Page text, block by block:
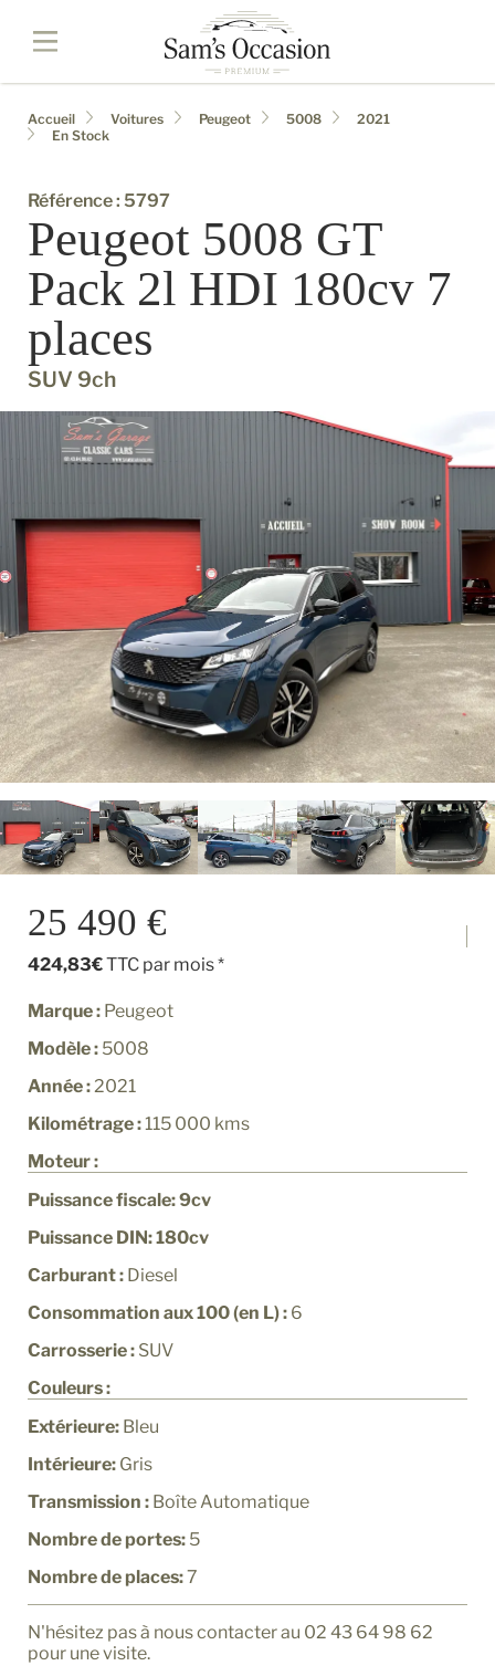
Accueil Voitures Peugeot 5008
2021
En Stock
Référence : 5797
Peugeot 5008 GT
Pack 2l HDI 180cv 7
places
SUV 9ch
25 490 €
424,83€TTC par mois *
Marque : Peugeot
Modèle : 5008
Année :2021
Kilométrage :115 000 kms
Moteur :
Puissance fiscale: 9cv
Puissance DIN: 180cv
Carburant : Diesel
Consommation aux 100 (en L) : 6
Carrosserie : SUV
Couleurs :
Extérieure: Bleu
Intérieure: Gris
Transmission : Boîte Automatique
Nombre de portes: 5
Nombre de places:7
N'hésitez pas à nous contacter au 02 43 64 98 62
pour une visite.